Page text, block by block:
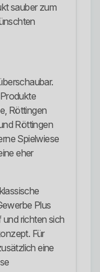
sauber zum
Röttingen
Röttingen
Spielwiese
eher
Plus
richten sich
Für
eine